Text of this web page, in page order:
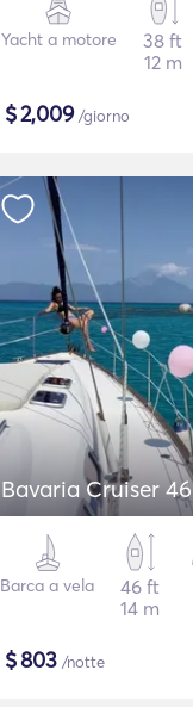
Yacht a motore
38 ft
12 m
$2,009/giorno
Bavaria Cruiser 46
Barca a vela
46 ft
14 m
$803 /notte